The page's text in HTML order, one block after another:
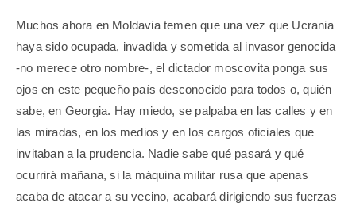
Muchos ahora en Moldavia temen que una vez que Ucrania
haya sido ocupada, invadida y sometida al invasor genocida
-no merece otro nombre-, el dictador moscovita ponga sus
ojos en este pequeño país desconocido para todos o, quién
sabe, en Georgia. Hay miedo, se palpaba en las calles y en
las miradas, en los medios y en los cargos oficiales que
invitaban a la prudencia. Nadie sabe qué pasará y qué
ocurrirá mañana, si la máquina militar rusa que apenas
acaba de atacar a su vecino, acabará dirigiendo sus fuerzas